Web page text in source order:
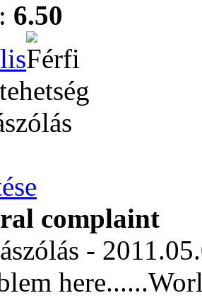
6.50
complaint
-